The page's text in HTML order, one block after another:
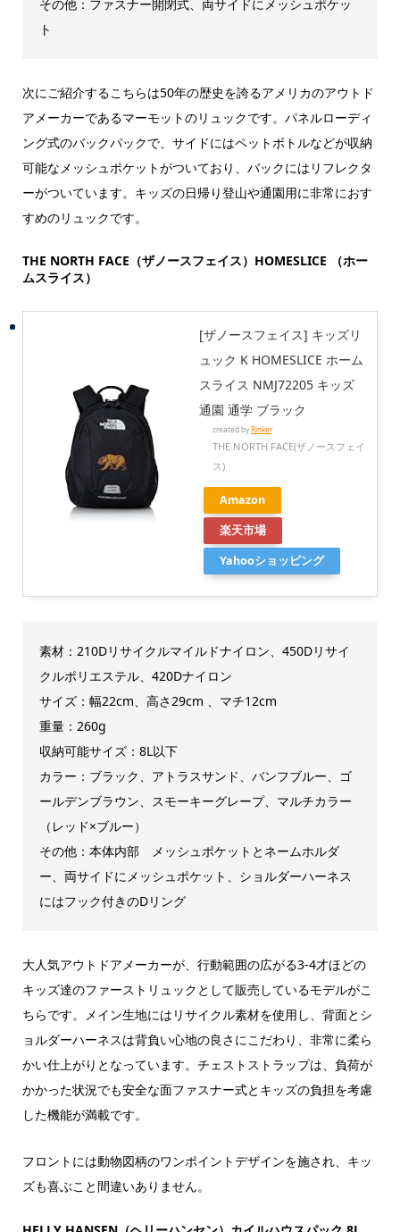
その他：ファスナー開閉式、両サイドにメッシュポケッ
ト
次にご紹介するこちらは50年の歴史を誇るアメリカのアウトド
アメーカーであるマーモットのリュックです。パネルローディ
ング式のバックパックで、サイドにはペットボトルなどが収納
可能なメッシュポケットがついており、バックにはリフレクタ
ーがついています。キッズの日帰り登山や通園用に非常におす
すめのリュックです。
THE NORTH FACE（ザノースフェイス） HOMESLICE （ホー
ムスライス）
[ザノースフェイス] キッズリ
ュック K HOMESLICE ホーム
スライス NMJ72205 キッズ
通園 通学 ブラック
created byRinker
THE NORTH FACE(ザノースフェイ
ス)
Amazon
楽天市場
Yahooショッピング
素材：210Dリサイクルマイルドナイロン、450Dリサイ
クルポリエステル、420Dナイロン
サイズ：幅22cm、高さ29cm 、マチ12cm
重量：260g
収納可能サイズ：8L以下
カラー：ブラック、アトラスサンド、バンフブルー、ゴ
ールデンブラウン、スモーキーグレープ、マルチカラー
（レッド×ブルー）
その他：本体内部 メッシュポケットとネームホルダ
ー、両サイドにメッシュポケット、ショルダーハーネス
にはフック付きのDリング
大人気アウトドアメーカーが、行動範囲の広がる3-4才ほどの
キッズ達のファーストリュックとして販売しているモデルがこ
ちらです。メイン生地にはリサイクル素材を使用し、背面とシ
ョルダーハーネスは背負い心地の良さにこだわり、非常に柔ら
かい仕上がりとなっています。チェストストラップは、負荷が
かかった状況でも安全な面ファスナー式とキッズの負担を考慮
した機能が満載です。
フロントには動物図柄のワンポイントデザインを施され、キッ
ズも喜ぶこと間違いありません。